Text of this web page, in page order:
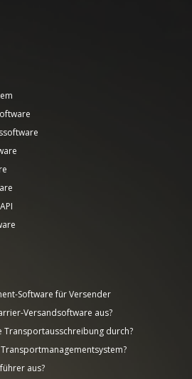
Software für Versender
Versandsoftware aus?
Transportausschreibung durch?
aus?